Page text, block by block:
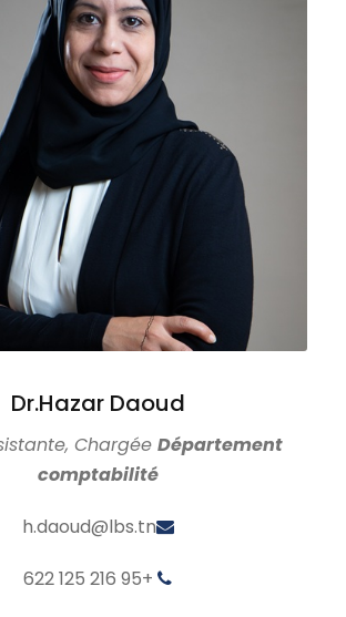
Dr.Hazar Daoud
Chargée Département
comptabilité
h.daoud@lbs.tn
+216 95 125 622